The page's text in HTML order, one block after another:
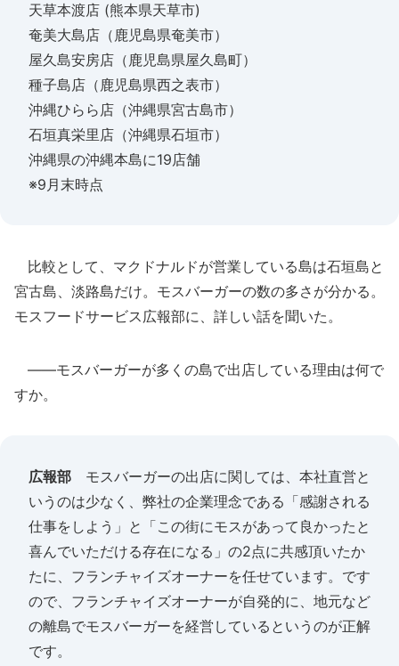
天草本渡店 (熊本県天草市)
奄美大島店（鹿児島県奄美市）
屋久島安房店（鹿児島県屋久島町）
種子島店（鹿児島県西之表市）
沖縄ひらら店（沖縄県宮古島市）
石垣真栄里店（沖縄県石垣市）
沖縄県の沖縄本島に19店舗
※9月末時点
比較として、マクドナルドが営業している島は石垣島と
宮古島、淡路島だけ。モスバーガーの数の多さが分かる。
モスフードサービス広報部に、詳しい話を聞いた。
――モスバーガーが多くの島で出店している理由は何で
すか。
広報部 モスバーガーの出店に関しては、本社直営と
いうのは少なく、弊社の企業理念である「感謝される
仕事をしよう」と「この街にモスがあって良かったと
喜んでいただける存在になる」の2点に共感頂いたか
たに、フランチャイズオーナーを任せています。です
ので、フランチャイズオーナーが自発的に、地元など
の離島でモスバーガーを経営しているというのが正解
です。